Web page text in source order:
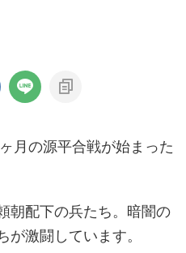
月の源平合戦が始まった
朝配下の兵たち。暗闇の
が激闘しています。